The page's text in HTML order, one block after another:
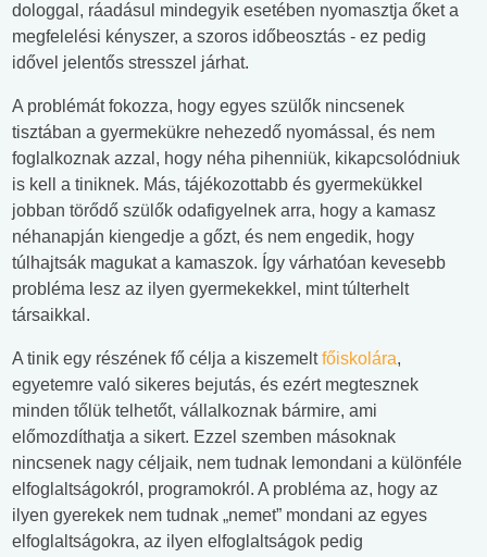
dologgal, ráadásul mindegyik esetében nyomasztja őket a
megfelelési kényszer, a szoros időbeosztás - ez pedig
idővel jelentős stresszel járhat.
A problémát fokozza, hogy egyes szülők nincsenek
tisztában a gyermekükre nehezedő nyomással, és nem
foglalkoznak azzal, hogy néha pihenniük, kikapcsolódniuk
is kell a tiniknek. Más, tájékozottabb és gyermekükkel
jobban törődő szülők odafigyelnek arra, hogy a kamasz
néhanapján kiengedje a gőzt, és nem engedik, hogy
túlhajtsák magukat a kamaszok. Így várhatóan kevesebb
probléma lesz az ilyen gyermekekkel, mint túlterhelt
társaikkal.
A tinik egy részének fő célja a kiszemeltfőiskolára,
egyetemre való sikeres bejutás, és ezért megtesznek
minden tőlük telhetőt, vállalkoznak bármire, ami
előmozdíthatja a sikert. Ezzel szemben másoknak
nincsenek nagy céljaik, nem tudnak lemondani a különféle
elfoglaltságokról, programokról. A probléma az, hogy az
ilyen gyerekek nem tudnak „nemet” mondani az egyes
elfoglaltságokra, az ilyen elfoglaltságok pedig